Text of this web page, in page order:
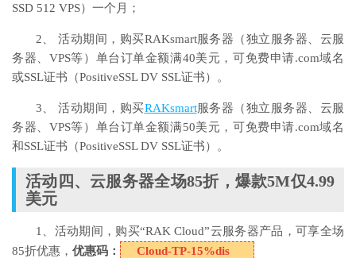
SSD 512 VPS）一个月；
2、 活动期间，购买RAKsmart服务器（独立服务器、云服
务器、VPS等）单台订单金额满40美元，可免费申请.com域名
或SSL证书（PositiveSSL DV SSL证书）。
3、 活动期间，购买RAKsmart服务器（独立服务器、云服
务器、VPS等）单台订单金额满50美元，可免费申请.com域名
和SSL证书（PositiveSSL DV SSL证书）。
活动四、云服务器全场85折，爆款5M仅4.99
美元
1、活动期间，购买“RAK Cloud”云服务器产品，可享全场
85折优惠， 优惠码： Cloud-TP-15%dis